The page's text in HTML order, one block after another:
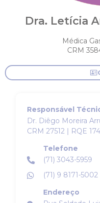
Dra. Letícia
Médica
CRM
Responsável
Dr. Diêgo Moreira
CRM 27512 | RQE
Telefone
(71) 3043-5959
(71) 9 8171-5002
Endereço